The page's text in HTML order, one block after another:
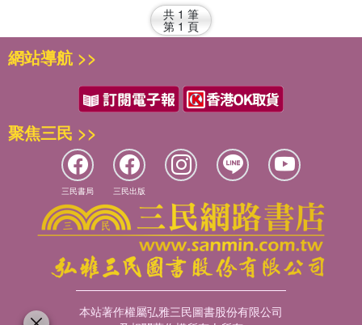
共 1 筆
第 1 頁
網站導航 >>
聚焦三民 >>
三民書局 三民出版
本站著作權屬弘雅三民圖書股份有限公司